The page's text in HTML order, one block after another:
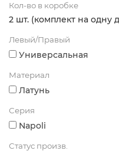
Кол-во в коробке
2 шт. (комплект на одну
Левый/Правый
Универсальная
Материал
Латунь
Серия
Napoli
Статус произв.